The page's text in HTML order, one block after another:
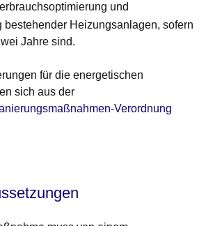
und
bestehender Heizungsanlagen, sofern
Jahre sind.
für die energetischen
sich aus der
Verordnung
neuen Fenster